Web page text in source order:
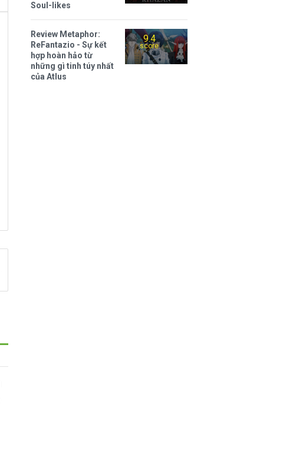
Soul-likes
9.4
score
Review Metaphor:
ReFantazio - Sự kết
hợp hoàn hảo từ
những gì tinh túy nhất
của Atlus